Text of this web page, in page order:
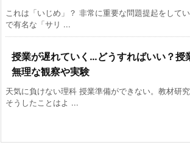
これは「いじめ」？ 非常に重要な問題提起をして
で有名な「サリ ...
授業が遅れていく…どうすればいい？授
無理な観察や実験
天気に負けない理科 授業準備ができない。教材研究
そうしたことはよ ...